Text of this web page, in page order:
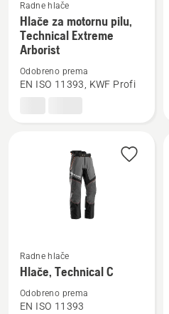
Pogledajte
više
detalja
Hlače
Radne hlače
Hlače za motornu pilu,
Technical Extreme
Arborist
Odobreno prema
EN ISO 11393, KWF Profi
Pogledajte
više
detalja
Radne hlače
Hlače, Technical C
Odobreno prema
EN ISO 11393